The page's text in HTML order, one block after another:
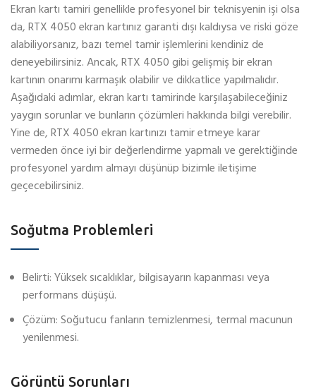
Ekran kartı tamiri genellikle profesyonel bir teknisyenin işi olsa
da, RTX 4050 ekran kartınız garanti dışı kaldıysa ve riski göze
alabiliyorsanız, bazı temel tamir işlemlerini kendiniz de
deneyebilirsiniz. Ancak, RTX 4050 gibi gelişmiş bir ekran
kartının onarımı karmaşık olabilir ve dikkatlice yapılmalıdır.
Aşağıdaki adımlar, ekran kartı tamirinde karşılaşabileceğiniz
yaygın sorunlar ve bunların çözümleri hakkında bilgi verebilir.
Yine de, RTX 4050 ekran kartınızı tamir etmeye karar
vermeden önce iyi bir değerlendirme yapmalı ve gerektiğinde
profesyonel yardım almayı düşünüp bizimle iletişime
geçecebilirsiniz.
Soğutma Problemleri
Belirti: Yüksek sıcaklıklar, bilgisayarın kapanması veya
performans düşüşü.
Çözüm: Soğutucu fanların temizlenmesi, termal macunun
yenilenmesi.
Görüntü Sorunları